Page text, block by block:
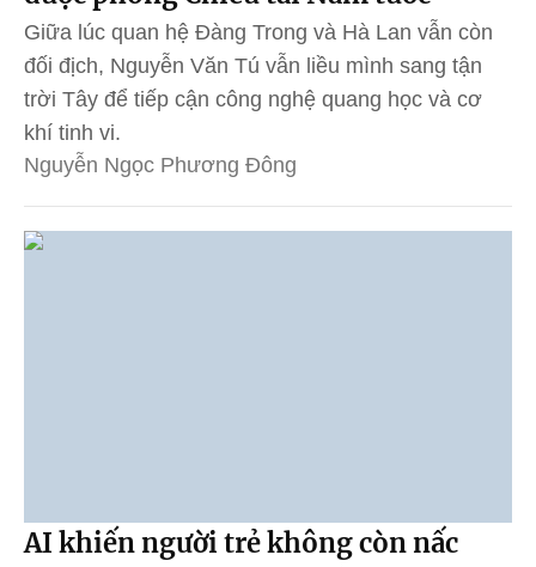
Giữa lúc quan hệ Đàng Trong và Hà Lan vẫn còn
đối địch, Nguyễn Văn Tú vẫn liều mình sang tận
trời Tây để tiếp cận công nghệ quang học và cơ
khí tinh vi.
Nguyễn Ngọc Phương Đông
AI khiến người trẻ không còn nấc